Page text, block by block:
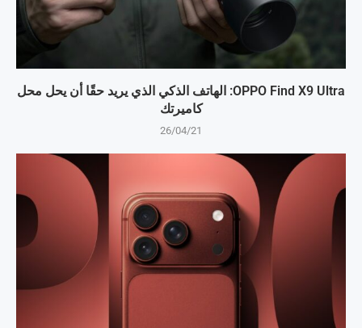
OPPO Find X9 Ultra: الهاتف الذكي الذي يريد حقًا أن يحل محل
كاميرتك
26/04/21